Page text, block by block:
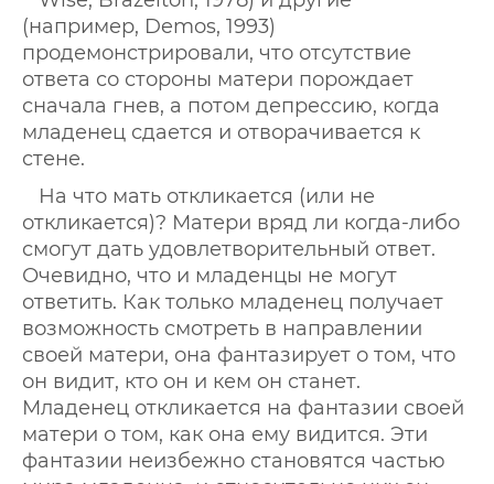
(например, Demos, 1993)
продемонстрировали, что отсутствие
ответа со стороны матери порождает
сначала гнев, а потом депрессию, когда
младенец сдается и отворачивается к
стене.
На что мать откликается (или не
откликается)? Матери вряд ли когда-либо
смогут дать удовлетворительный ответ.
Очевидно, что и младенцы не могут
ответить. Как только младенец получает
возможность смотреть в направлении
своей матери, она фантазирует о том, что
он видит, кто он и кем он станет.
Младенец откликается на фантазии своей
матери о том, как она ему видится. Эти
фантазии неизбежно становятся частью